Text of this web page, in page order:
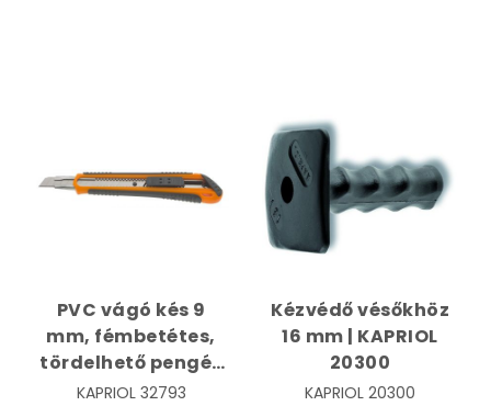
PVC vágó kés 9
mm, fémbetétes,
tördelhető pengés
PRO | KAPRIOL 32793
KAPRIOL 32793
Kézvédő vésőkhöz
16 mm | KAPRIOL
20300
KAPRIOL 20300